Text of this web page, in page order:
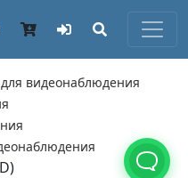
видеонаблюдения